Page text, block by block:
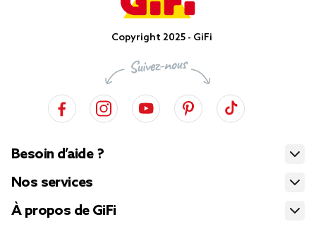
Copyright 2025 - GiFi
Besoin d’aide ?
Nos services
À propos de GiFi